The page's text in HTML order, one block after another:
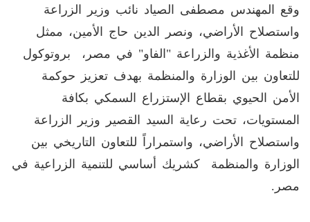
وقع المهندس مصطفى الصياد نائب وزير الزراعة
واستصلاح الأراضي، ونصر الدين حاج الأمين، ممثل
منظمة الأغذية والزراعة "الفاو" في مصر، بروتوكول
للتعاون بين الوزارة والمنظمة بهدف تعزيز حوكمة
الأمن الحيوي بقطاع الإستزراع السمكي بكافة
المستويات، تحت رعاية السيد القصير وزير الزراعة
واستصلاح الأراضي، واستمراراً للتعاون التاريخي بين
الوزارة والمنظمة كشريك أساسي للتنمية الزراعية في
مصر.